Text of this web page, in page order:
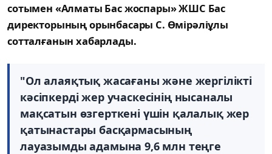
сотымен «Алматы Бас жоспары» ЖШС Бас
директорының орынбасары С. Өмірәліұлы
сотталғанын хабарлады.
"Ол алаяқтық жасағаны және жергілікті
кәсіпкерді жер учаскесінің нысаналы
мақсатын өзгерткені үшін қалалық жер
қатынастары басқармасының
лауазымды адамына 9,6 млн теңге